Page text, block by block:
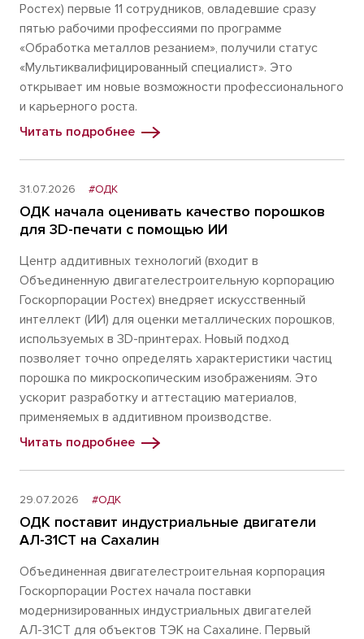
Ростех) первые 11 сотрудников, овладевшие сразу
пятью рабочими профессиями по программе
«Обработка металлов резанием», получили статус
«Мультиквалифицированный специалист». Это
открывает им новые возможности профессионального
и карьерного роста.
Читать подробнее
31.07.2026 #ОДК
ОДК начала оценивать качество порошков
для 3D-печати с помощью ИИ
Центр аддитивных технологий (входит в
Объединенную двигателестроительную корпорацию
Госкорпорации Ростех) внедряет искусственный
интеллект (ИИ) для оценки металлических порошков,
используемых в 3D-принтерах. Новый подход
позволяет точно определять характеристики частиц
порошка по микроскопическим изображениям. Это
ускорит разработку и аттестацию материалов,
применяемых в аддитивном производстве.
Читать подробнее
29.07.2026 #ОДК
ОДК поставит индустриальные двигатели
АЛ-31СТ на Сахалин
Объединенная двигателестроительная корпорация
Госкорпорации Ростех начала поставки
модернизированных индустриальных двигателей
АЛ-31СТ для объектов ТЭК на Сахалине. Первый